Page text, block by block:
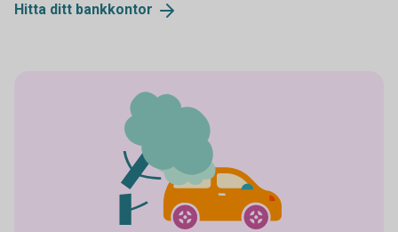
Hitta ditt bankkontor